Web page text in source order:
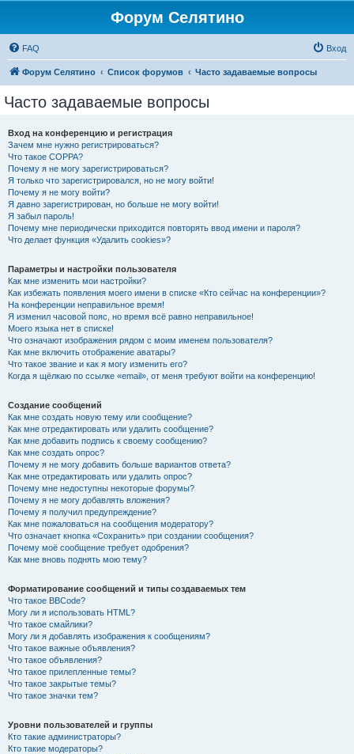
Форум Селятино
FAQ Вход
Форум Селятино Список форумов Часто задаваемые вопросы
Часто задаваемые вопросы
Вход на конференцию и регистрация
Зачем мне нужно регистрироваться?
Что такое COPPA?
Почему я не могу зарегистрироваться?
Я только что зарегистрировался, но не могу войти!
Почему я не могу войти?
Я давно зарегистрирован, но больше не могу войти!
Я забыл пароль!
Почему мне периодически приходится повторять ввод имени и пароля?
Что делает функция «Удалить cookies»?
Параметры и настройки пользователя
Как мне изменить мои настройки?
Как избежать появления моего имени в списке «Кто сейчас на конференции»?
На конференции неправильное время!
Я изменил часовой пояс, но время всё равно неправильное!
Моего языка нет в списке!
Что означают изображения рядом с моим именем пользователя?
Как мне включить отображение аватары?
Что такое звание и как я могу изменить его?
Когда я щёлкаю по ссылке «email», от меня требуют войти на конференцию!
Создание сообщений
Как мне создать новую тему или сообщение?
Как мне отредактировать или удалить сообщение?
Как мне добавить подпись к своему сообщению?
Как мне создать опрос?
Почему я не могу добавить больше вариантов ответа?
Как мне отредактировать или удалить опрос?
Почему мне недоступны некоторые форумы?
Почему я не могу добавлять вложения?
Почему я получил предупреждение?
Как мне пожаловаться на сообщения модератору?
Что означает кнопка «Сохранить» при создании сообщения?
Почему моё сообщение требует одобрения?
Как мне вновь поднять мою тему?
Форматирование сообщений и типы создаваемых тем
Что такое BBCode?
Могу ли я использовать HTML?
Что такое смайлики?
Могу ли я добавлять изображения к сообщениям?
Что такое важные объявления?
Что такое объявления?
Что такое прилепленные темы?
Что такое закрытые темы?
Что такое значки тем?
Уровни пользователей и группы
Кто такие администраторы?
Кто такие модераторы?